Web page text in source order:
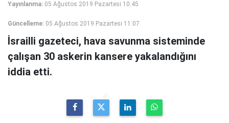
Yayınlanma: 05 Ağustos 2019 Pazartesi 10:45
Güncelleme: 05 Ağustos 2019 Pazartesi 11:07
İsrailli gazeteci, hava savunma sisteminde
çalışan 30 askerin kansere yakalandığını
iddia etti.